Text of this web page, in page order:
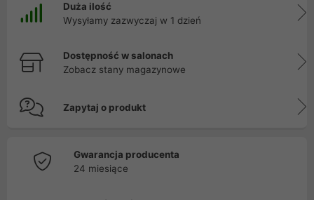
Duża ilość
Wysyłamy zazwyczaj w 1 dzień
Dostępność w salonach
Zobacz stany magazynowe
Zapytaj o produkt
Gwarancja producenta
24 miesiące